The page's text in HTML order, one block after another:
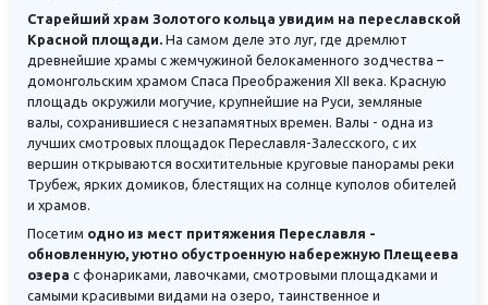
Старейший храм Золотого кольца увидим на переславской
Красной площади. На самом деле это луг, где дремлют
древнейшие храмы с жемчужиной белокаменного зодчества –
домонгольским храмом Спаса Преображения XII века. Красную
площадь окружили могучие, крупнейшие на Руси, земляные
валы, сохранившиеся с незапамятных времен. Валы - одна из
лучших смотровых площадок Переславля-Залесского, с их
вершин открываются восхитительные круговые панорамы реки
Трубеж, ярких домиков, блестящих на солнце куполов обителей
и храмов.
Посетим одно из мест притяжения Переславля -
обновленную, уютно обустроенную набережную Плещеева
озера с фонариками, лавочками, смотровыми площадками и
самыми красивыми видами на озеро, таинственное и